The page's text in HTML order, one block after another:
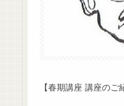
【春期講座 講座の